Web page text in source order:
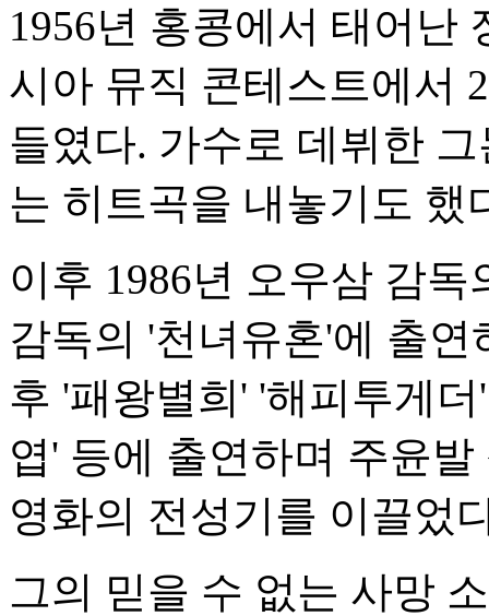
1956년 홍콩에서 태어난
시아 뮤직 콘테스트에서
들였다. 가수로 데뷔한
는 히트곡을 내놓기도 했
이후 1986년 오우삼 감
감독의 '천녀유혼'에 출
후 '패왕별희' '해피투게
엽' 등에 출연하며 주윤
영화의 전성기를 이끌었
그의 믿을 수 없는 사망